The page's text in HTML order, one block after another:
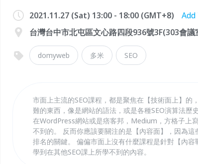
2021.11.27 (Sat) 13:00 - 18:00 (GMT+8)
台灣台中市北屯區文心路四段936號3F(303會議
domyweb 多米 SEO
市面上主流的SEO課程，都是聚焦在【技術面上】的
難的東西，像是網站的語法，或是各種SEO演算法歷
在WordPress網站或是痞客邦，Medium，方格子上
不到的。 反而你應該要關注的是【內容面】，因為
排名的關鍵。 偏偏市面上沒有什麼課程是針對【內
學到在其他SEO課上所學不到的內容。